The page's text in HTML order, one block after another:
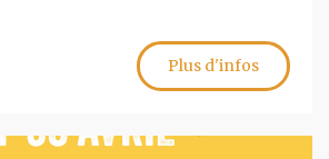
Plus d'infos